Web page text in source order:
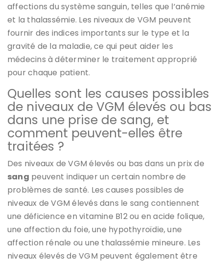
affections du système sanguin, telles que l’anémie
et la thalassémie. Les niveaux de VGM peuvent
fournir des indices importants sur le type et la
gravité de la maladie, ce qui peut aider les
médecins à déterminer le traitement approprié
pour chaque patient.
Quelles sont les causes possibles
de niveaux de VGM élevés ou bas
dans une prise de sang, et
comment peuvent-elles être
traitées ?
Des niveaux de VGM élevés ou bas dans un prix de
sang peuvent indiquer un certain nombre de
problèmes de santé. Les causes possibles de
niveaux de VGM élevés dans le sang contiennent
une déficience en vitamine B12 ou en acide folique,
une affection du foie, une hypothyroïdie, une
affection rénale ou une thalassémie mineure. Les
niveaux élevés de VGM peuvent également être